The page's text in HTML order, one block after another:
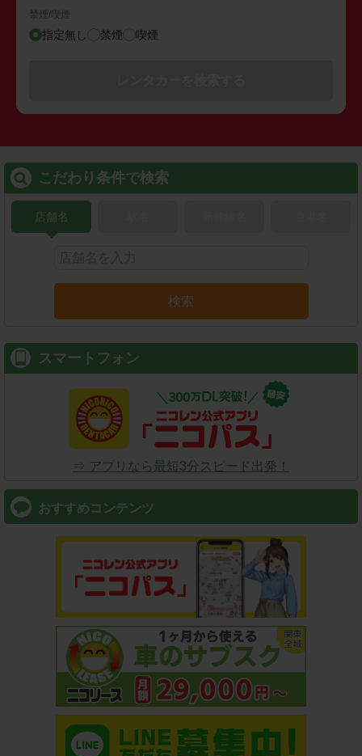
禁煙/喫煙
指定無し 禁煙 喫煙
こだわり条件で検索
店舗名
検索
スマートフォン
⇒ アプリなら最短3分スピード出発！
おすすめコンテンツ